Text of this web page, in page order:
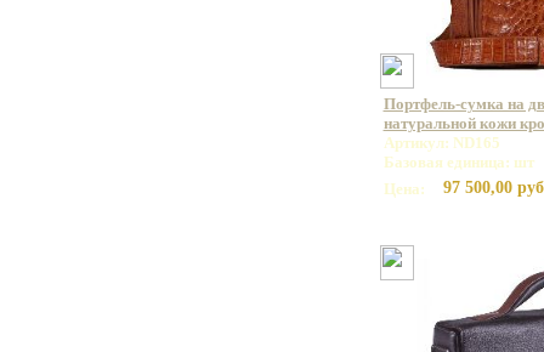
Портфель-сумка на
натуральной кожи
Артикул: ND165
Базовая единица: шт
Цена:
97 500,00